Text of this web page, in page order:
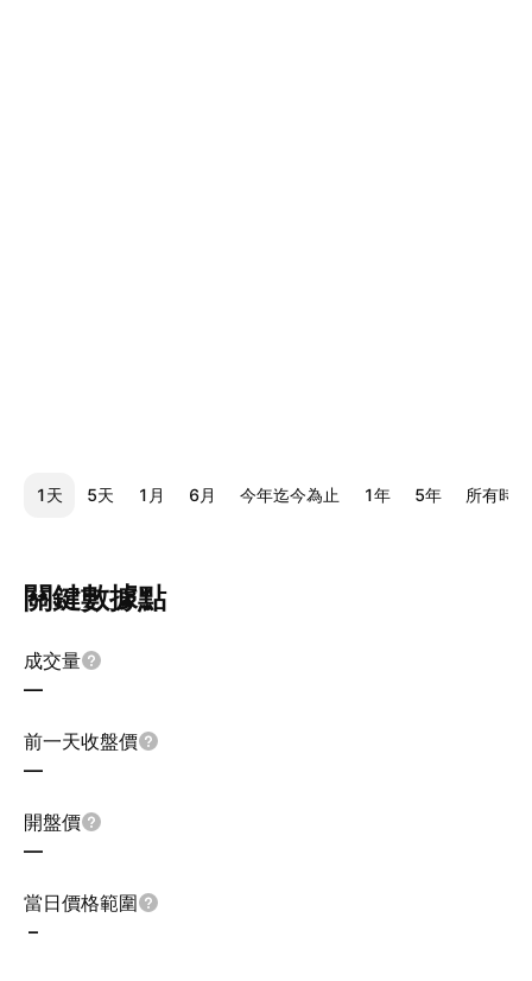
1天 5天 1月 6月 今年迄今為止 1年 5年 所有時間
關鍵數據點
成交量
—
前一天收盤價
—
開盤價
—
當日價格範圍
–